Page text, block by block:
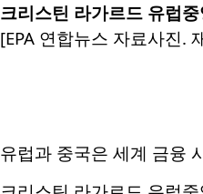
크리스틴 라가르드 유럽
[EPA 연합뉴스 자료사진.
유럽과 중국은 세계 금융